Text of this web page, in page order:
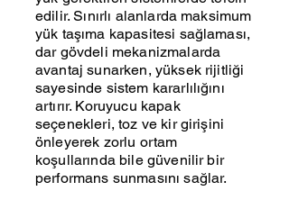
edilir. Sınırlı alanlarda maksimum
yük taşıma kapasitesi sağlaması,
dar gövdeli mekanizmalarda
avantaj sunarken, yüksek rijitliği
sayesinde sistem kararlılığını
artırır. Koruyucu kapak
seçenekleri, toz ve kir girişini
önleyerek zorlu ortam
koşullarında bile güvenilir bir
performans sunmasını sağlar.